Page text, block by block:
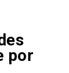
Chile: